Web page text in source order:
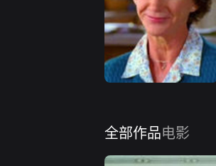
全部作品电影